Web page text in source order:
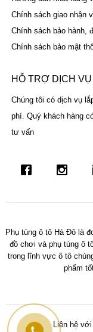
Chính sách giao nhận
Chính sách bảo hành,
Chính sách bảo mật
HỖ TRỢ DỊCH VỤ
Chúng tôi có dịch vụ
phí. Quý khách hàng
tư vấn
Phụ tùng ô tô Hà Đô là
đồ chơi và phụ tùng ô
trong lĩnh vực ô tô
phẩm
Liên hệ